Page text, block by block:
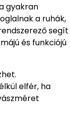
gyakran
a ruhák,
segít
és funkciójú
elfér, ha